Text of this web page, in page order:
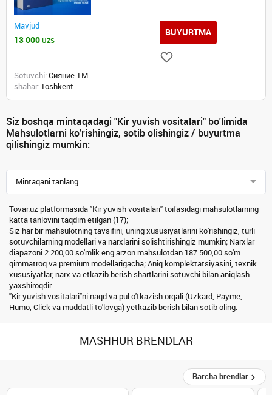
Mavjud
13 000 UZS
BUYURTMA
Sotuvchi: Сияние ТМ
shahar: Toshkent
Siz boshqa mintaqadagi "Kir yuvish vositalari" bo'limida
Mahsulotlarni ko'rishingiz, sotib olishingiz / buyurtma
qilishingiz mumkin:
Mintaqani tanlang
Tovar.uz platformasida "Kir yuvish vositalari" toifasidagi mahsulotlarning
katta tanlovini taqdim etilgan (17);
Siz har bir mahsulotning tavsifini, uning xususiyatlarini ko'rishingiz, turli
sotuvchilarning modellari va narxlarini solishtirishingiz mumkin; Narxlar
diapazoni 2 200,00 so'mlik eng arzon mahsulotdan 187 500,00 so'm
qimmatroq va premium modellarigacha; Aniq komplektatsiyasini, texnik
xususiyatlar, narx va etkazib berish shartlarini sotuvchi bilan aniqlash
yaxshiroqdir.
"Kir yuvish vositalari"ni naqd va pul o'tkazish orqali (Uzkard, Payme,
Humo, Click va muddatli to'lovga) yetkazib berish bilan sotib oling.
MASHHUR BRENDLAR
Barcha brendlar